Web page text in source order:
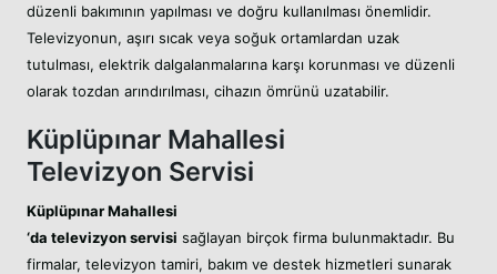
düzenli bakımının yapılması ve doğru kullanılması önemlidir.
Televizyonun, aşırı sıcak veya soğuk ortamlardan uzak
tutulması, elektrik dalgalanmalarına karşı korunması ve düzenli
olarak tozdan arındırılması, cihazın ömrünü uzatabilir.
Küplüpınar Mahallesi
Televizyon Servisi
Küplüpınar Mahallesi
‘da televizyon servisi sağlayan birçok firma bulunmaktadır. Bu
firmalar, televizyon tamiri, bakım ve destek hizmetleri sunarak